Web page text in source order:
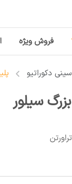
فروش ویژه
سینی دکوراتیو
سیلور